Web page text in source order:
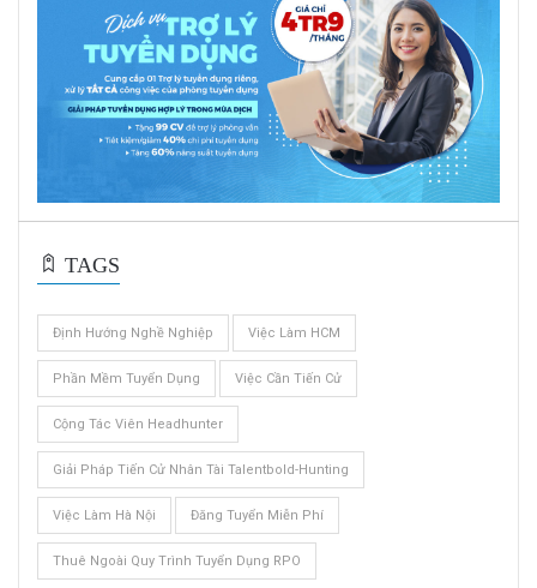
TAGS
Định Hướng Nghề Nghiệp Việc Làm HCM
Phần Mềm Tuyển Dụng Việc Cần Tiến Cử
Cộng Tác Viên Headhunter
Giải Pháp Tiến Cử Nhân Tài Talentbold-Hunting
Việc Làm Hà Nội Đăng Tuyển Miễn Phí
Thuê Ngoài Quy Trình Tuyển Dụng RPO